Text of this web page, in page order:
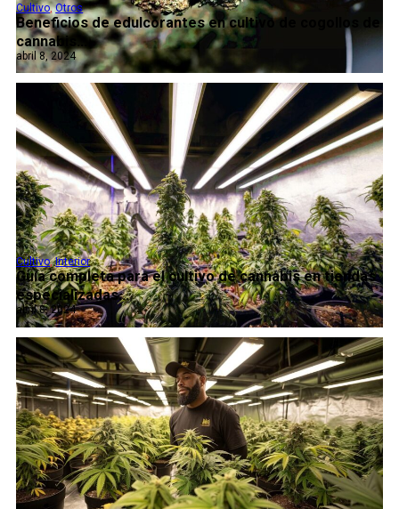
Beneficios de edulcorantes en cultivo de cogollos de
cannabis...
Cultivo,Otros
abril 8, 2024
Guía completa para el cultivo de cannabis en tiendas
especializadas...
Cultivo,Interior
abril 8, 2024